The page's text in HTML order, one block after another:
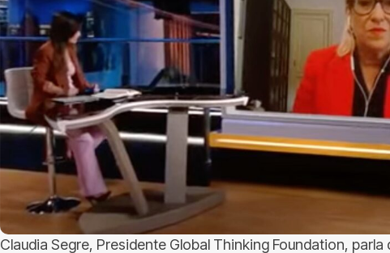
Claudia Segre, Presidente Global Thinking Foundation, parla